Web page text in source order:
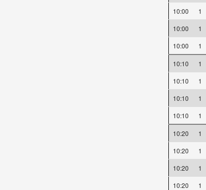
10:00
1
10:00
1
10:00
1
10:10 1
10:10
1
10:10
1
10:10
1
10:20 1
10:20
1
10:20
1
10:20
1